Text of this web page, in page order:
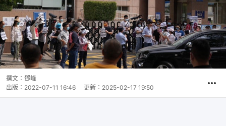
撰文： 鄧峰
出版： 2022-07-11 16:46 更新： 2025-02-17 19:50